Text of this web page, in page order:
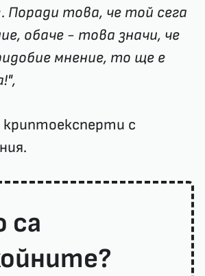
Поради това, че той сега
обаче - това значи, че
мнение, то ще е
с
са